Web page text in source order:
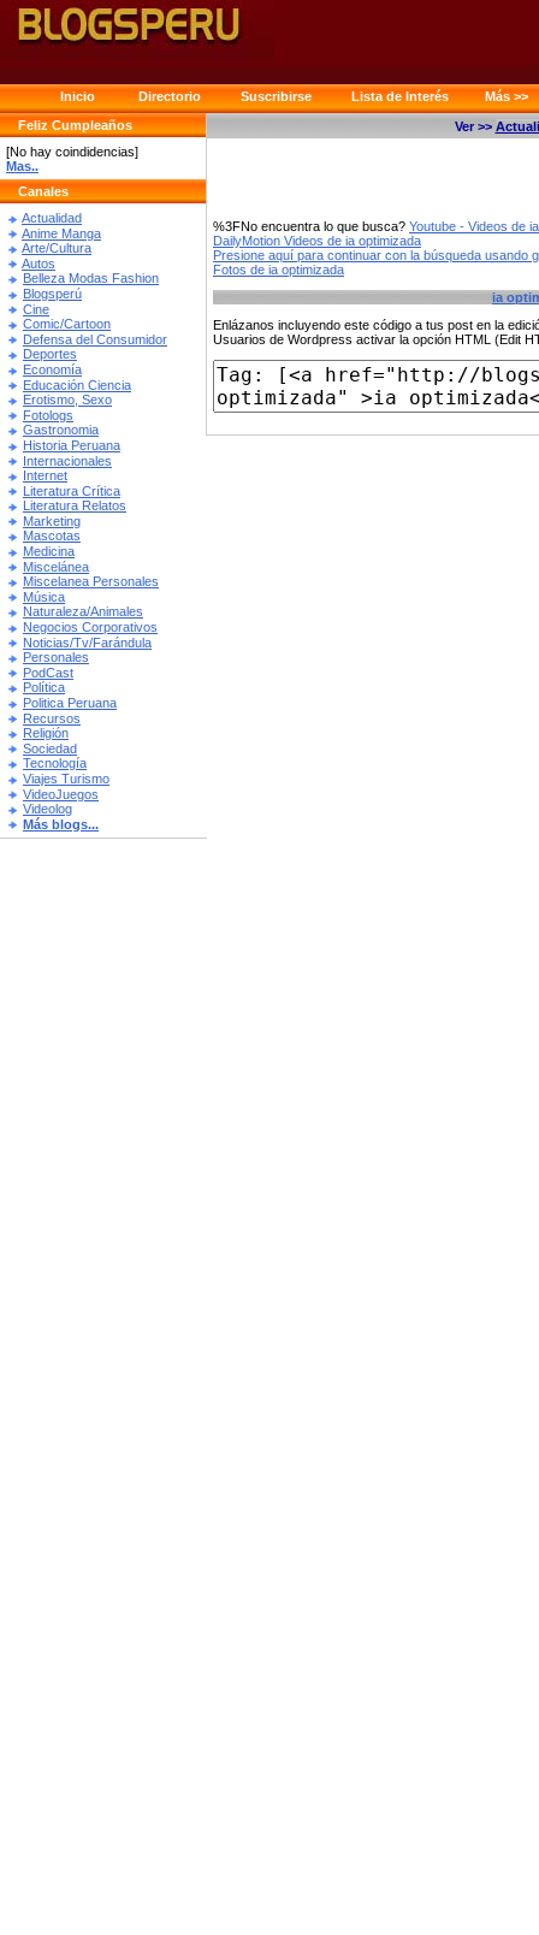
Inicio Directorio Suscribirse Lista de Interés
Más >>
Feliz Cumpleaños
[No hay coindidencias]
Mas..
Canales
Actualidad
Anime Manga
Arte/Cultura
Autos
Belleza Modas Fashion
Blogsperú
Cine
Comic/Cartoon
Defensa del Consumidor
Deportes
Economía
Educación Ciencia
Erotismo, Sexo
Fotologs
Gastronomia
Historia Peruana
Internacionales
Internet
Literatura Crítica
Literatura Relatos
Marketing
Mascotas
Medicina
Miscelánea
Miscelanea Personales
Música
Naturaleza/Animales
Negocios Corporativos
Noticias/Tv/Farándula
Personales
PodCast
Política
Politica Peruana
Recursos
Religión
Sociedad
Tecnología
Viajes Turismo
VideoJuegos
Videolog
Más blogs...
Ver >>
%3FNo encuentra lo que busca? Youtube - Videos de
DailyMotion Videos de ia optimizada
Presione aquí para continuar con la búsqueda usando
Fotos de ia optimizada
ia
Enlázanos incluyendo este código a tus post en la
Usuarios de Wordpress activar la opción HTML (Edit